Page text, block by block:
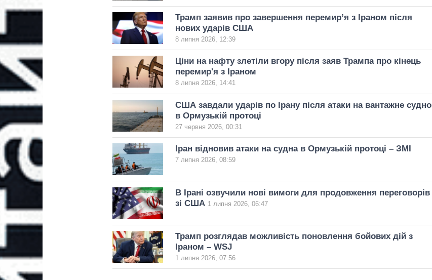
Трамп заявив про завершення перемир’я з Іраном після
нових ударів США
8 липня 2026, 12:39
Ціни на нафту злетіли вгору після заяв Трампа про кінець
перемир'я з Іраном
8 липня 2026, 14:41
США завдали ударів по Ірану після атаки на вантажне судно
в Ормузькій протоці
27 червня 2026, 00:31
Іран відновив атаки на судна в Ормузькій протоці – ЗМІ
7 липня 2026, 08:59
В Ірані озвучили нові вимоги для продовження переговорів
зі США 1 липня 2026, 06:47
Трамп розглядав можливість поновлення бойових дій з
Іраном – WSJ
1 липня 2026, 07:56